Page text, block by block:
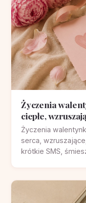
Życzenia
ciepłe,
Życzenia
serca,
krótkie SMS,